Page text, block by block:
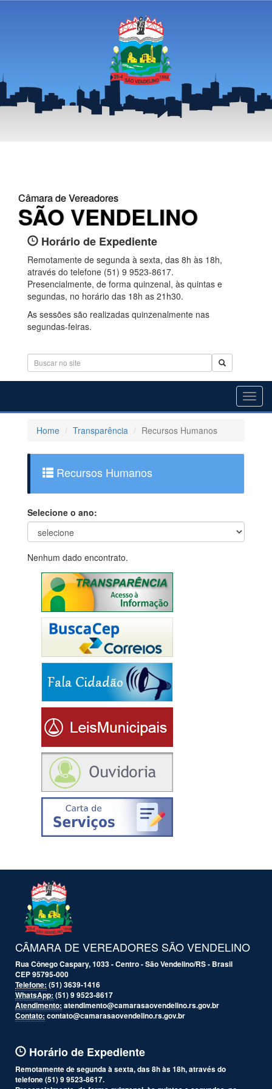
Câmara de Vereadores
SÃO VENDELINO
Horário de Expediente
Remotamente de segunda à sexta, das 8h às 18h,
através do telefone (51) 9 9523-8617.
Presencialmente, de forma quinzenal, às quintas e
segundas, no horário das 18h as 21h30.
As sessões são realizadas quinzenalmente nas
segundas-feiras.
Home
Transparência Recursos Humanos
Recursos Humanos
Selecione o ano:
Nenhum dado encontrato.
CÂMARA DE VEREADORES SÃO VENDELINO
Rua Cônego Caspary, 1033 - Centro - São Vendelino/RS - Brasil
CEP 95795-000
Telefone: (51) 3639-1416
WhatsApp: (51) 9 9523-8617
Atendimento: atendimento@camarasaovendelino.rs.gov.br
Contato: contato@camarasaovendelino.rs.gov.br
Horário de Expediente
Remotamente de segunda à sexta, das 8h às 18h, através do
telefone (51) 9 9523-8617.